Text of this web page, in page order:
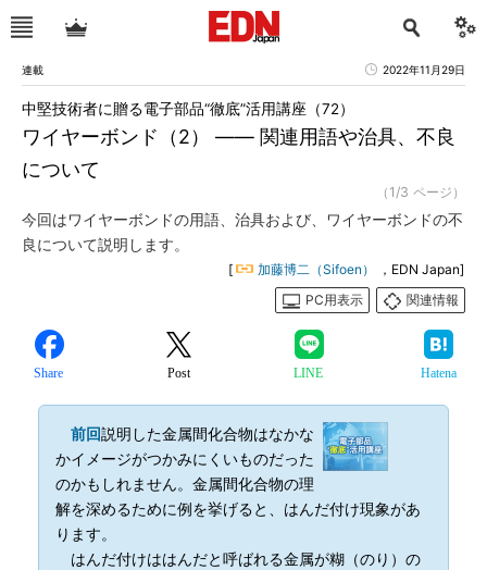
連載 2022年11月29日
ワイヤーボンド（2） ―― 関連用語や治具、不良
について
中堅技術者に贈る電子部品“徹底”活用講座（72）
（1/3 ページ）
今回はワイヤーボンドの用語、治具および、ワイヤーボンドの不
良について説明します。
[ 加藤博二（Sifoen）
，EDN Japan]
PC用表示
関連情報
Share Post LINE Hatena
前回説明した金属間化合物はなかな
かイメージがつかみにくいものだった
のかもしれません。金属間化合物の理
解を深めるために例を挙げると、はんだ付け現象があ
ります。
はんだ付けははんだと呼ばれる金属が糊（のり）の